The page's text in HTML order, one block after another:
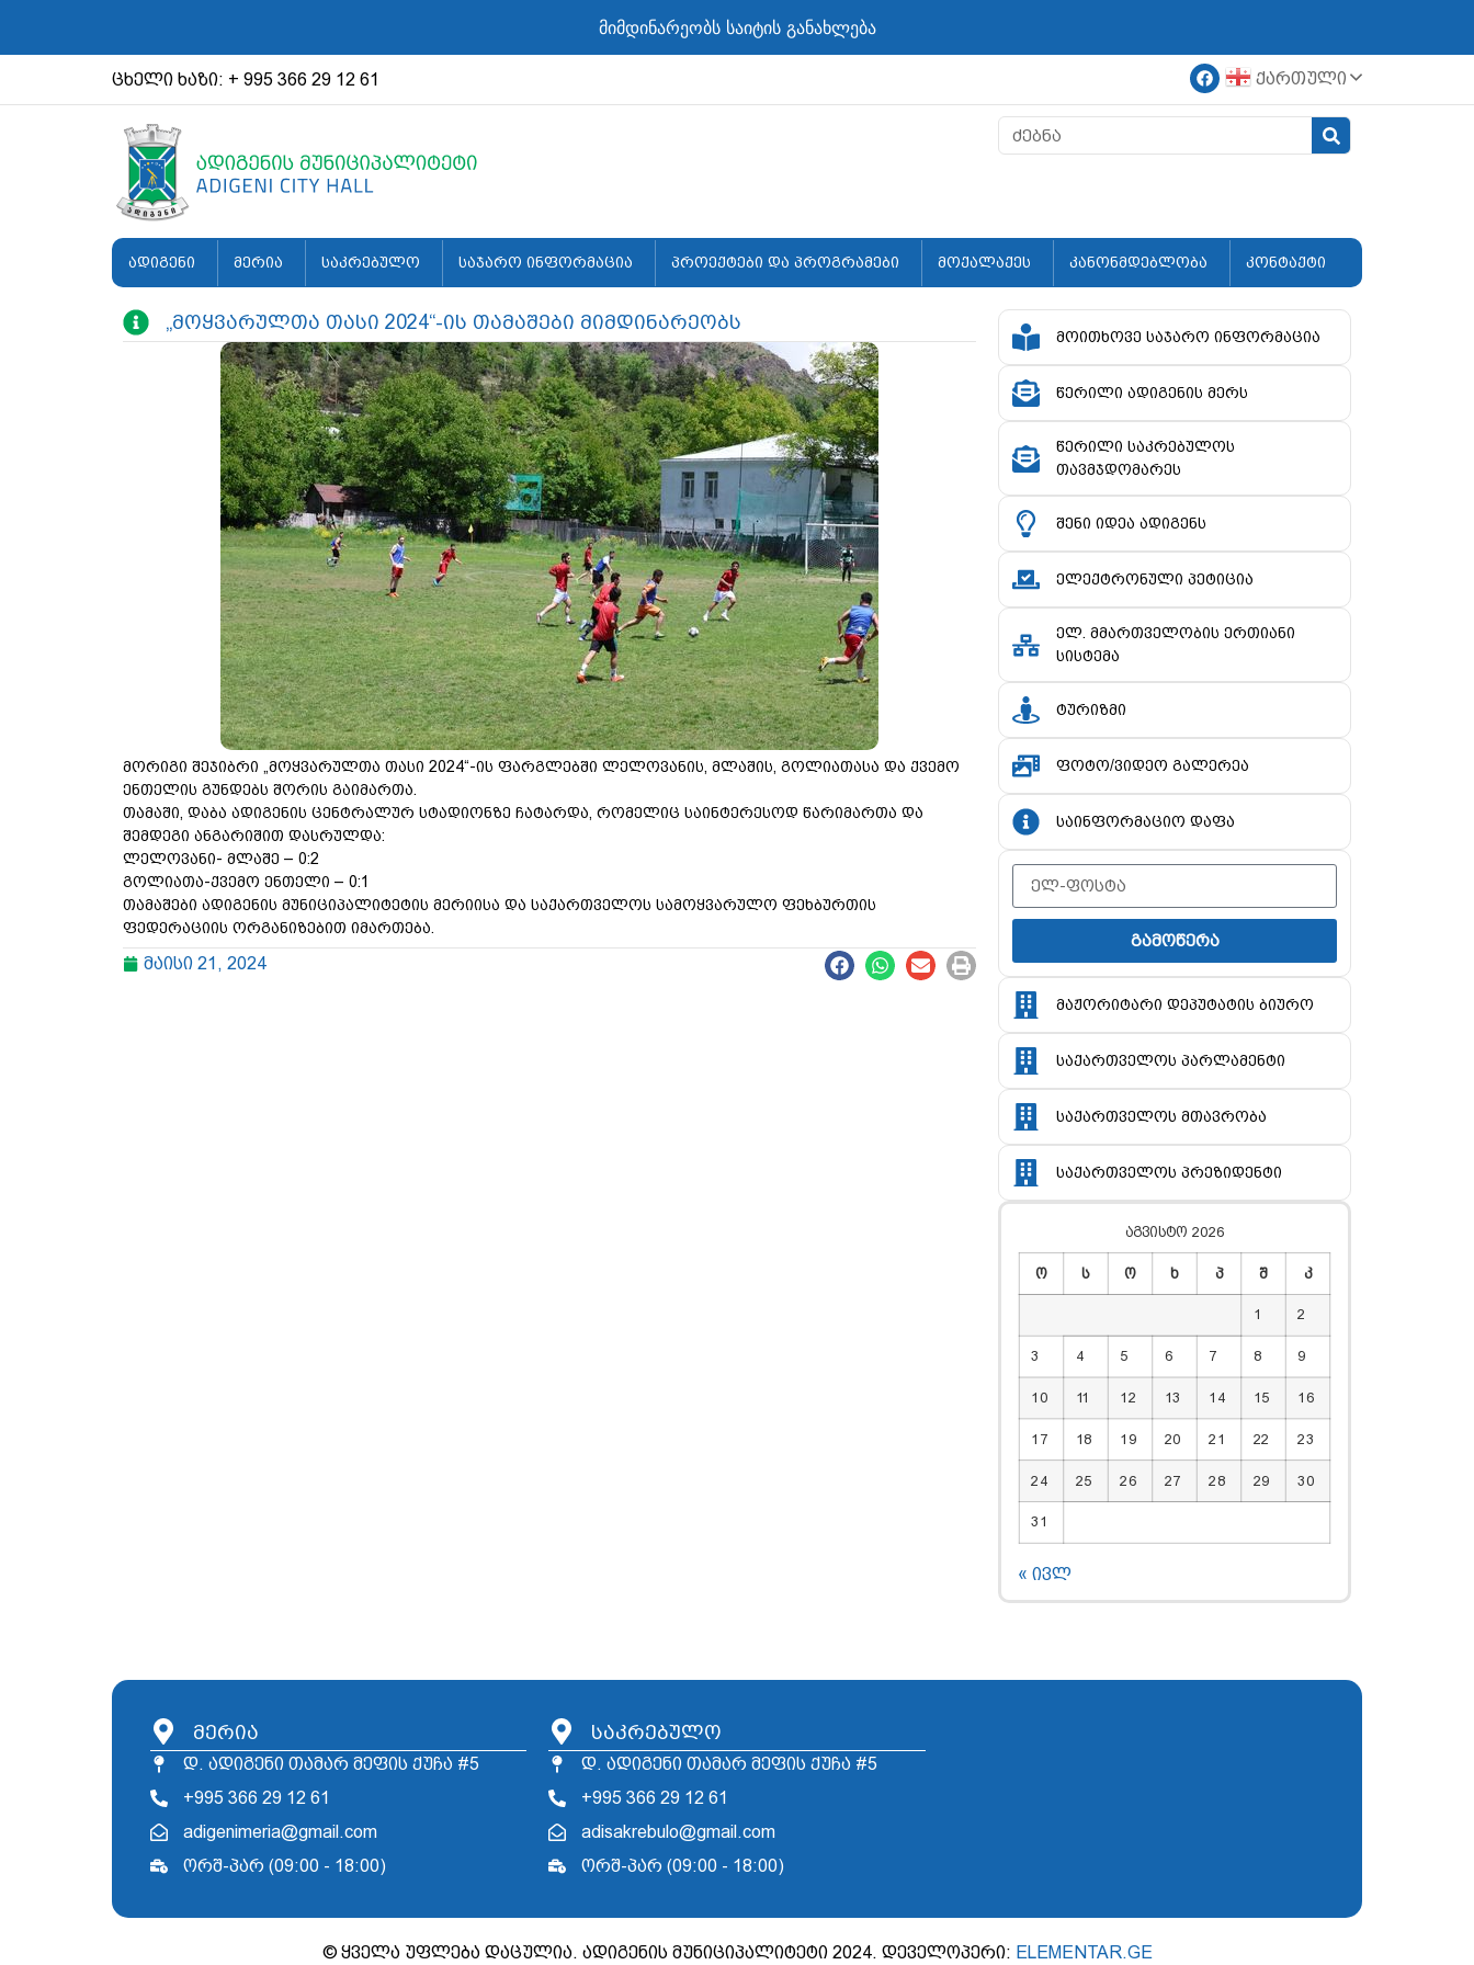
მიმდინარეობს საიტის განახლება
ცხელი ხაზი: + 995 366 29 12 61 ქართული
ადიგენი მერია საკრებულო საჯარო ინფორმაცია პროექტები და პროგრამები მოქალაქეს კანონმდებლობა კონტაქტი
„მოყვარულთა თასი 2024“-ის თამაშები მიმდინარეობს
მორიგი შეჯიბრი „მოყვარულთა თასი 2024“-ის ფარგლებში ლელოვანის, მლაშის, გოლიათასა და ქვემო
ენთელის გუნდებს შორის გაიმართა.
თამაში, დაბა ადიგენის ცენტრალურ სტადიონზე ჩატარდა, რომელიც საინტერესოდ წარიმართა და
შემდეგი ანგარიშით დასრულდა:
ლელოვანი- მლაშე – 0:2
გოლიათა-ქვემო ენთელი – 0:1
თამაშები ადიგენის მუნიციპალიტეტის მერიისა და საქართველოს სამოყვარულო ფეხბურთის
ფედერაციის ორგანიზებით იმართება.
მაისი 21, 2024
მოითხოვე საჯარო ინფორმაცია
წერილი ადიგენის მერს
წერილი საკრებულოს
თავმჯდომარეს
შენი იდეა ადიგენს
ელექტრონული პეტიცია
ელ. მმართველობის ერთიანი
სისტემა
ტურიზმი
ფოტო/ვიდეო გალერეა
საინფორმაციო დაფა
გამოწერა
მაჟორიტარი დეპუტატის ბიურო
საქართველოს პარლამენტი
საქართველოს მთავრობა
საქართველოს პრეზიდენტი
აგვისტო 2026
ო ს ო ხ პ შ კ
1 2
3 4 5 6 7 8 9
10 11 12 13 14 15 16
17 18 19 20 21 22 23
24 25 26 27 28 29 30
31
« ივლ
მერია
დ. ადიგენი თამარ მეფის ქუჩა #5
+995 366 29 12 61
adigenimeria@gmail.com
ორშ-პარ (09:00 - 18:00)
საკრებულო
დ. ადიგენი თამარ მეფის ქუჩა #5
+995 366 29 12 61
adisakrebulo@gmail.com
ორშ-პარ (09:00 - 18:00)
© ყველა უფლება დაცულია. ადიგენის მუნიციპალიტეტი 2024. დეველოპერი: ELEMENTAR.GE